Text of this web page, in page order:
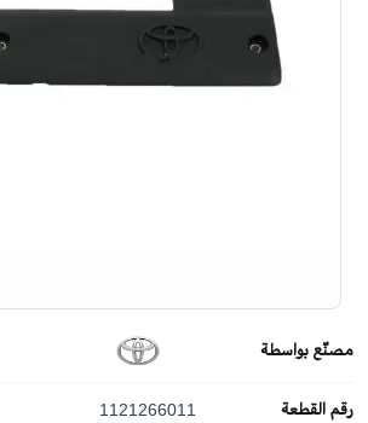
مصنّع بواسطة
رقم القطعة 1121266011